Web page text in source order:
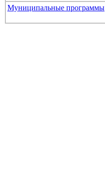
Муниципальные программы